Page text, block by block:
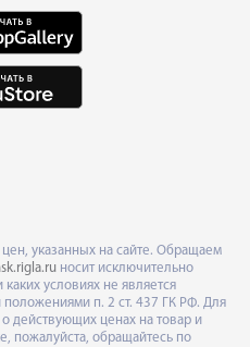
цен, указанных на сайте. Обращаем
носит исключительно
условиях не является
п. 2 ст. 437 ГК РФ. Для
действующих ценах на товар и
пожалуйста, обращайтесь по